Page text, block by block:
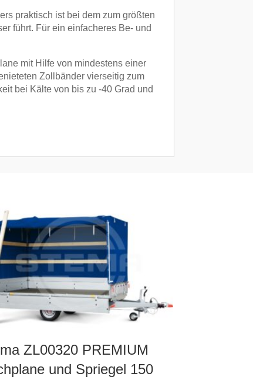
praktisch ist bei dem zum größten
führt. Für ein einfacheres Be- und
mit Hilfe von mindestens einer
Zollbänder vierseitig zum
bei Kälte von bis zu -40 Grad und
ZL00320 PREMIUM
und Spriegel 150